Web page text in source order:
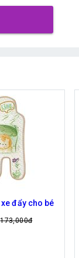
đẩy cho bé
173,000đ